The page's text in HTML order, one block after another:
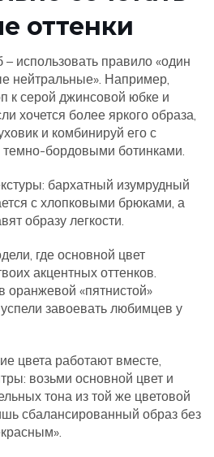
оттенки
использовать правило «один
нейтральные». Например,
к серой джинсовой юбке и
хочется более яркого образа,
и комбинируй его с
бордовыми ботинками.
бархатный изумрудный
с хлопковыми брюками, а
образу легкости.
где основной цвет
акцентных оттенков.
оранжевой «пятнистой»
завоевать любимцев у
цвета работают вместе,
возьми основной цвет и
тона из той же цветовой
сбалансированный образ без